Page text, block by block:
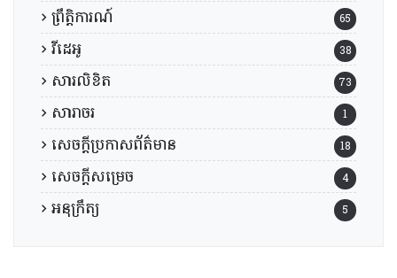
ព្រឹត្តិការណ៍ 65
វីដេអូ 38
សារលិខិត 73
សារាចរ 1
សេចក្តីប្រកាសព័ត៌មាន 18
សេចក្តីសម្រេច 4
អនុក្រឹត្យ 5